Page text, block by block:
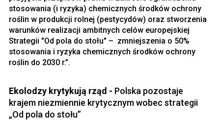
stosowania (i ryzyka) chemicznych środków ochrony
roślin w produkcji rolnej (pestycydów) oraz stworzenia
warunków realizacji ambitnych celów europejskiej
Strategii "Od pola do stołu" – zmniejszenia o 50%
stosowania i ryzyka chemicznych środków ochrony
roślin do 2030 r.”.
Ekolodzy krytykują rząd - Polska pozostaje
krajem niezmiennie krytycznym wobec strategii
„Od pola do stołu”